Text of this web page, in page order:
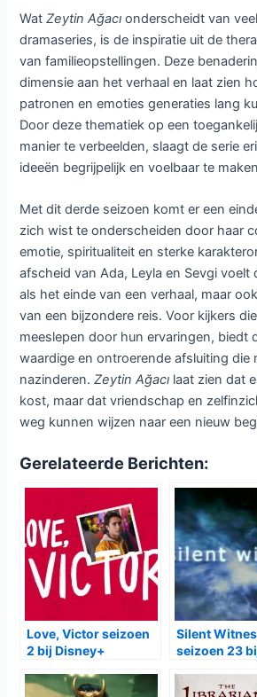
WatZeytin Ağacı onderscheidt van
dramaseries, is de inspiratie uit de
van familieopstellingen. Deze
dimensie aan het verhaal en laat zien
patronen en emoties generaties lang
Door deze thematiek op een
manier te verbeelden, slaagt de serie
ideeën begrijpelijk en voelbaar te
Met dit derde seizoen komt er een
zich wist te onderscheiden door haar
emotie, spiritualiteit en sterke
afscheid van Ada, Leyla en Sevgi voelt
als het einde van een verhaal, maar
van een bijzondere reis. Voor kijkers
meeslepen door hun ervaringen, biedt
waardige en ontroerende afsluiting die
nazinderen.Zeytin Ağacı laat zien dat
kost, maar dat vriendschap en
weg kunnen wijzen naar een nieuw
Gerelateerde Berichten:
Love, Victor seizoen
2 bij Disney+
Silent
seizoen 23